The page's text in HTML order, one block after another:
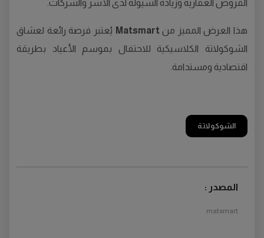
القروض العقارية وزيادة السيولة لدى الأسر والشركات.
هذا العرض المميز منMatsmart يُعتبر فرصة رائعة لعشاق
الشوكولاتة الكلاسيكية للاحتفال بموسم الأعياد بطريقة
اقتصادية ومستدامة.
الشوكولاتة
المصدر :
matsmart